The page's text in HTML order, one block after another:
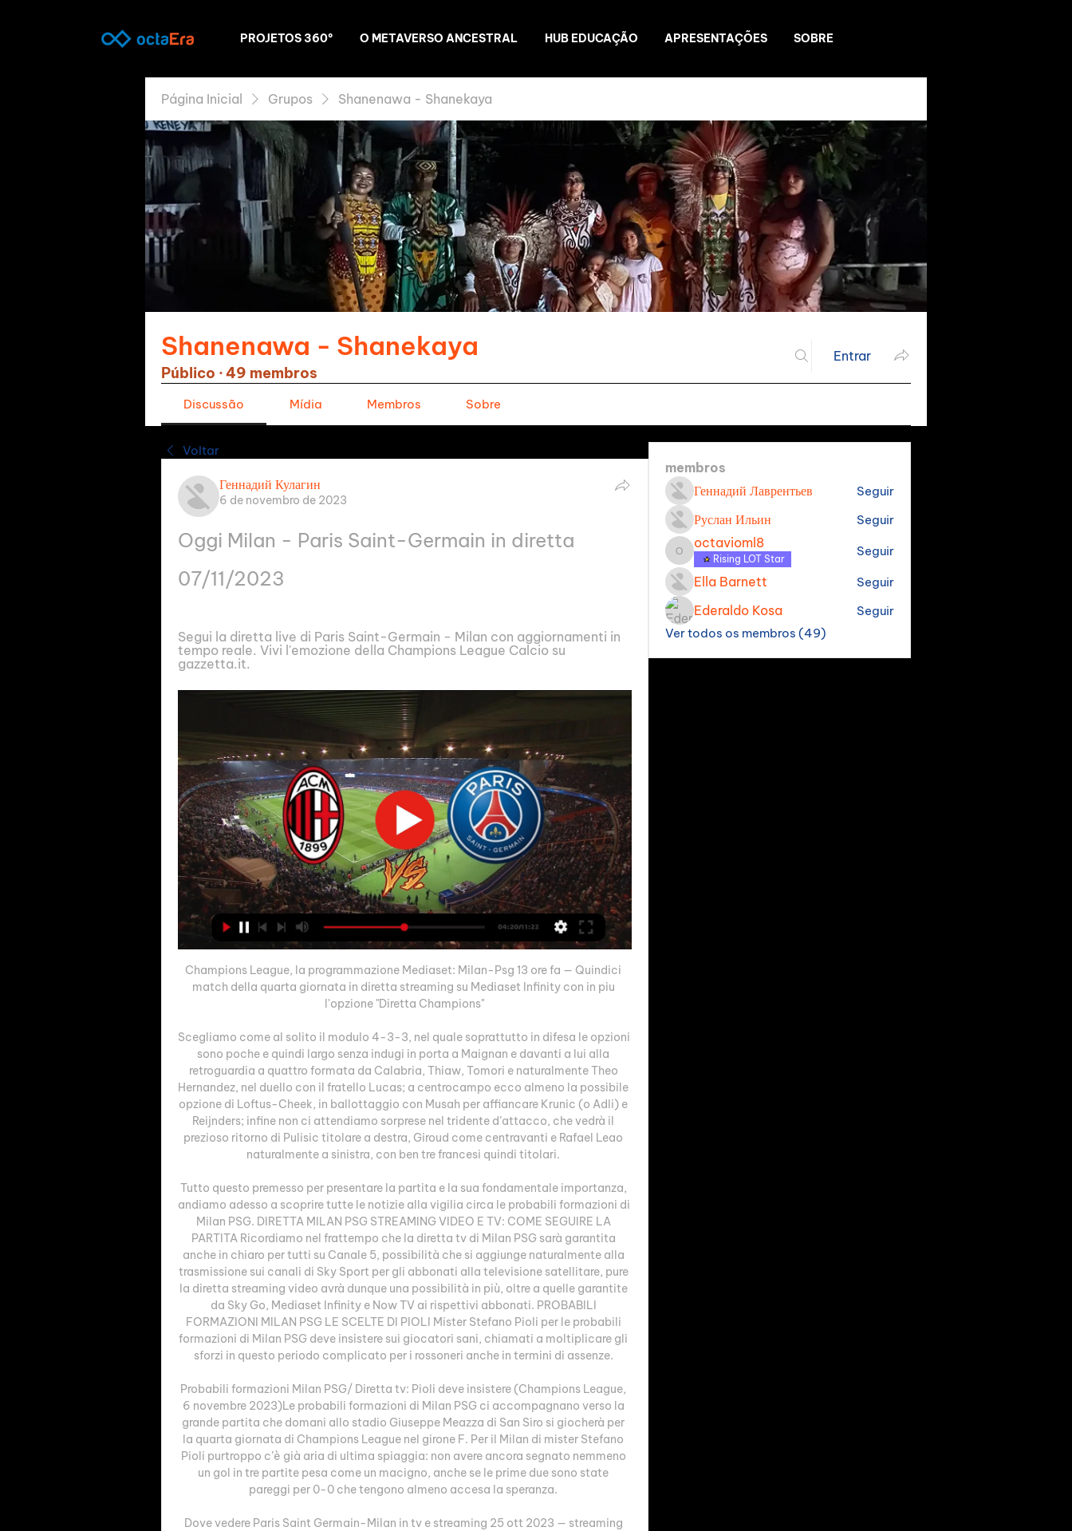
PROJETOS 360º O METAVERSO ANCESTRAL HUB EDUCAÇÃO APRESENTAÇÕES SOBRE
Página Inicial Grupos Shanenawa - Shanekaya
Shanenawa - Shanekaya
Público ·49 membros
Entrar
Discussão Mídia Membros Sobre
Voltar
Геннадий Кулагин
6 de novembro de 2023
Oggi Milan - Paris Saint-Germain in diretta
07/11/2023
Segui la diretta live di Paris Saint-Germain - Milan con aggiornamenti in
tempo reale. Vivi l'emozione della Champions League Calcio su
gazzetta.it.
Champions League, la programmazione Mediaset: Milan-Psg 13 ore fa — Quindici
match della quarta giornata in diretta streaming su Mediaset Infinity con in piu
l'opzione "Diretta Champions"
Scegliamo come al solito il modulo 4-3-3, nel quale soprattutto in difesa le opzioni
sono poche e quindi largo senza indugi in porta a Maignan e davanti a lui alla
retroguardia a quattro formata da Calabria, Thiaw, Tomori e naturalmente Theo
Hernandez, nel duello con il fratello Lucas; a centrocampo ecco almeno la possibile
opzione di Loftus-Cheek, in ballottaggio con Musah per affiancare Krunic (o Adli) e
Reijnders; infine non ci attendiamo sorprese nel tridente d’attacco, che vedrà il
prezioso ritorno di Pulisic titolare a destra, Giroud come centravanti e Rafael Leao
naturalmente a sinistra, con ben tre francesi quindi titolari.
Tutto questo premesso per presentare la partita e la sua fondamentale importanza,
andiamo adesso a scoprire tutte le notizie alla vigilia circa le probabili formazioni di
Milan PSG. DIRETTA MILAN PSG STREAMING VIDEO E TV: COME SEGUIRE LA
PARTITA Ricordiamo nel frattempo che la diretta tv di Milan PSG sarà garantita
anche in chiaro per tutti su Canale 5, possibilità che si aggiunge naturalmente alla
trasmissione sui canali di Sky Sport per gli abbonati alla televisione satellitare, pure
la diretta streaming video avrà dunque una possibilità in più, oltre a quelle garantite
da Sky Go, Mediaset Infinity e Now TV ai rispettivi abbonati. PROBABILI
FORMAZIONI MILAN PSG LE SCELTE DI PIOLI Mister Stefano Pioli per le probabili
formazioni di Milan PSG deve insistere sui giocatori sani, chiamati a moltiplicare gli
sforzi in questo periodo complicato per i rossoneri anche in termini di assenze.
Probabili formazioni Milan PSG/ Diretta tv: Pioli deve insistere (Champions League,
6 novembre 2023)Le probabili formazioni di Milan PSG ci accompagnano verso la
grande partita che domani allo stadio Giuseppe Meazza di San Siro si giocherà per
la quarta giornata di Champions League nel girone F. Per il Milan di mister Stefano
Pioli purtroppo c’è già aria di ultima spiaggia: non avere ancora segnato nemmeno
un gol in tre partite pesa come un macigno, anche se le prime due sono state
pareggi per 0-0 che tengono almeno accesa la speranza.
Dove vedere Paris Saint Germain-Milan in tv e streaming 25 ott 2023 — streaming
membros
Геннадий Лаврентьев
Seguir
Руслан Ильин Seguir
octavioml8
octavioml8
Rising LOT Star
Seguir
Ella Barnett Seguir
Ederaldo Kosa
Seguir
Ver todos os membros (49)